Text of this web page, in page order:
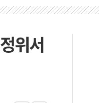
령 "결혼 때문에 손해 보는
, '위안부' 피해자 기림의 날 참
선재도 갯벌서 해루질 중 실종
위서